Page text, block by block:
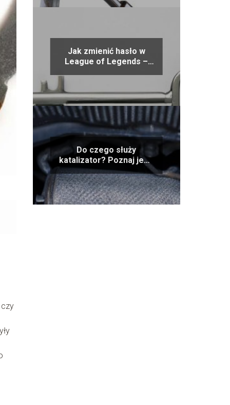
czy
Jak zmienić hasło w
League of Legends –
Do czego służy
katalizator? Poznaj jego
kluczową rolę w
samochodzie